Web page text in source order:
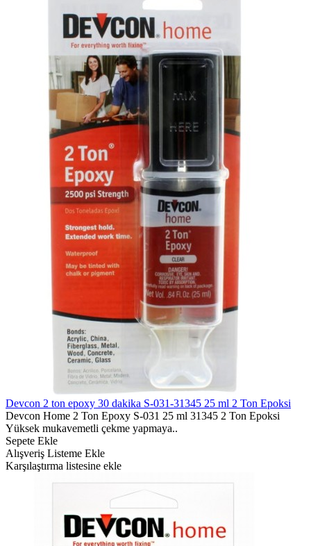
Devcon 2 ton epoxy 30 dakika S-031-31345 25 ml 2 Ton Epoksi
Devcon Home 2 Ton Epoxy S-031 25 ml 31345 2 Ton Epoksi
Yüksek mukavemetli çekme yapmaya..
Sepete Ekle
Alışveriş Listeme Ekle
Karşılaştırma listesine ekle